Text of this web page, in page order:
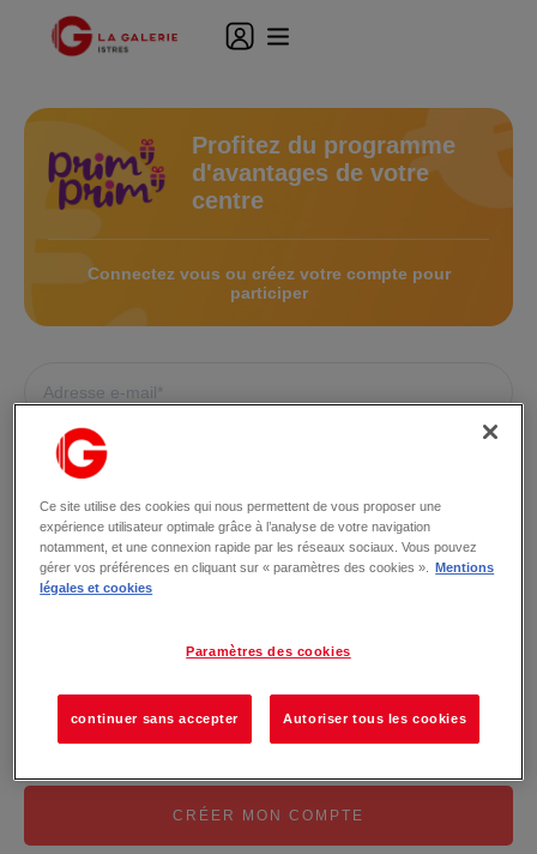
Profitez du programme
d'avantages de votre
centre
Connectez vous ou créez votre compte pour
participer
Se souvenir de moi
Pas encore inscrit ?
CRÉER MON COMPTE
Ce site utilise des cookies qui nous permettent de vous proposer une
expérience utilisateur optimale grâce à l’analyse de votre navigation
notamment, et une connexion rapide par les réseaux sociaux. Vous pouvez
gérer vos préférences en cliquant sur « paramètres des cookies ».
Mentions
légales et cookies
Paramètres des cookies
continuer sans accepter Autoriser tous les cookies